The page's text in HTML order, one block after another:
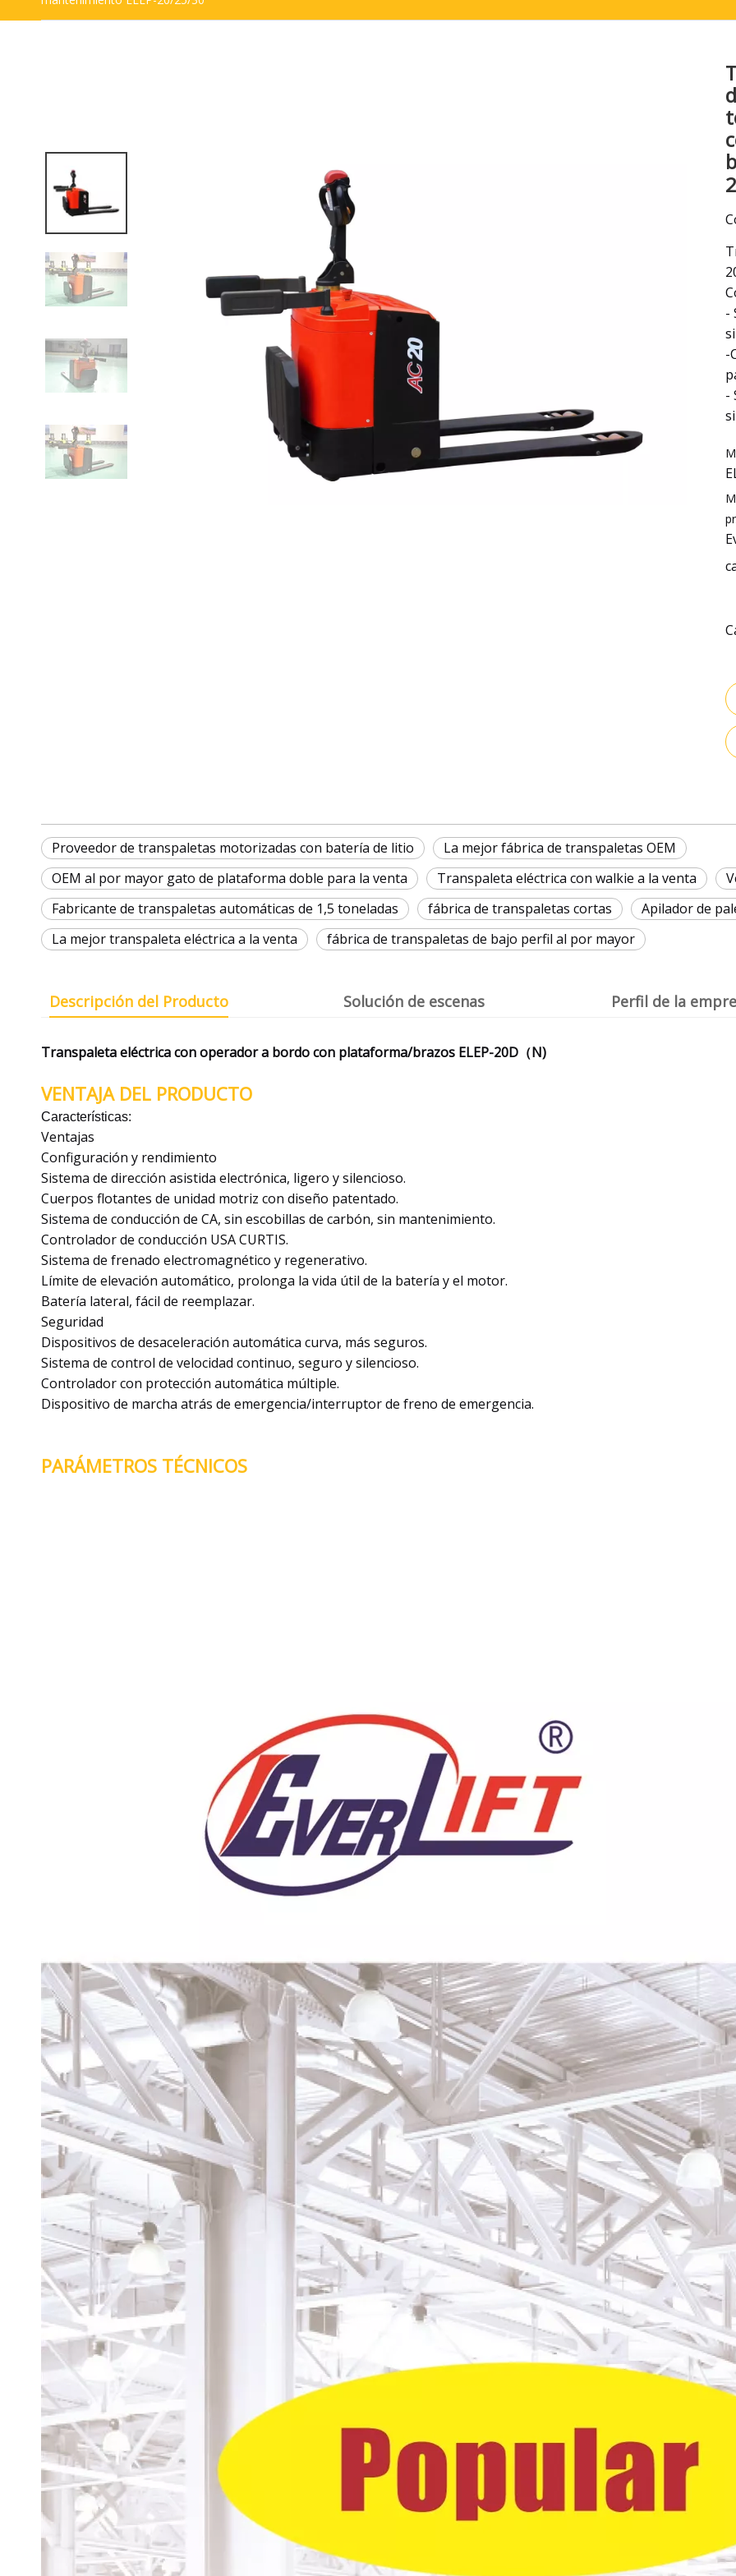
-
-
-
Proveedor de transpaletas motorizadas con batería de litio
La mejor fábrica de transpaletas OEM
OEM al por mayor gato de plataforma doble para la venta
Transpaleta eléctrica con walkie a la venta
Fabricante de transpaletas automáticas de 1,5 toneladas
fábrica de transpaletas cortas
Apilador de
La mejor transpaleta eléctrica a la venta
fábrica de transpaletas de bajo perfil al por mayor
Descripción del Producto Solución de escenas Perfil de la
Transpaleta eléctrica con operador a bordo con plataforma/brazos ELEP-20D（N)
VENTAJA DEL PRODUCTO
Características:
Ventajas
Configuración y rendimiento
Sistema de dirección asistida electrónica, ligero y silencioso.
Cuerpos flotantes de unidad motriz con diseño patentado.
Sistema de conducción de CA, sin escobillas de carbón, sin mantenimiento.
Controlador de conducción USA CURTIS.
Sistema de frenado electromagnético y regenerativo.
Límite de elevación automático, prolonga la vida útil de la batería y el motor.
Batería lateral, fácil de reemplazar.
Seguridad
Dispositivos de desaceleración automática curva, más seguros.
Sistema de control de velocidad continuo, seguro y silencioso.
Controlador con protección automática múltiple.
Dispositivo de marcha atrás de emergencia/interruptor de freno de emergencia.
PARÁMETROS TÉCNICOS